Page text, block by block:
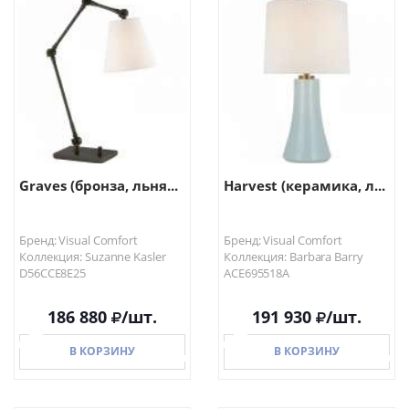
Graves (бронза, льня...
Бренд: Visual Comfort
Коллекция: Suzanne Kasler
D56CCE8E25
186 880 /шт.
В КОРЗИНУ
Harvest (керамика, л...
Бренд: Visual Comfort
Коллекция: Barbara Barry
ACE695518A
191 930 /шт.
В КОРЗИНУ